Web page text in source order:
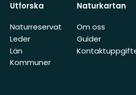
Utforska
Naturreservat
Leder
Län
Kommuner
Naturkartan
Om oss
Guider